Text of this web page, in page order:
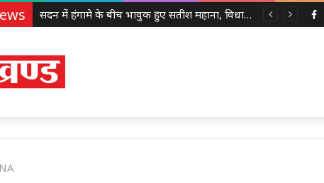
सदन में हंगामे के बीच भावुक हुए सतीश महाना, विधायकों से की मर्यादा बनाए रखने की अपील